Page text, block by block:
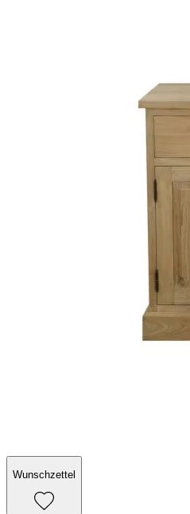
Wunschzettel